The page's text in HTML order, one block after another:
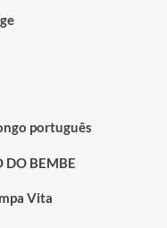
português
DO BEMBE
Vita